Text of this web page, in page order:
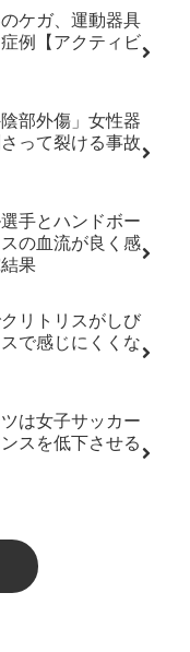
ケガ、運動器具
例【アクティビ
部外傷」女性器
って裂ける事故
手とハンドボー
の血流が良く感
果
リトリスがしび
で感じにくくな
は女子サッカー
スを低下させる